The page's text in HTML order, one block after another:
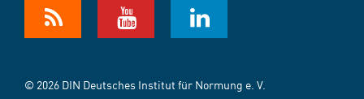
© 2026 DIN Deutsches Institut für Normung e. V.